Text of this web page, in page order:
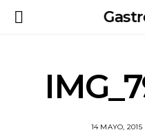
14 MAYO, 2015